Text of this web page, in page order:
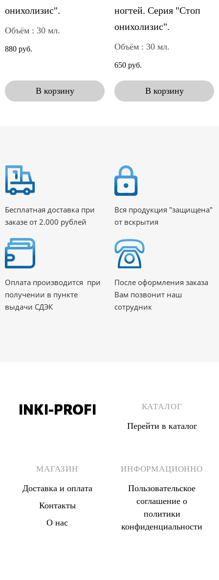
онихолизис".
Объём : 30 мл.
880 руб.
В корзину
ногтей. Серия "Стоп
онихолизис".
Объём : 30 мл.
650 руб.
В корзину
Бесплатная доставка при
заказе от 2.000 рублей
Вся продукция "защищена"
от вскрытия
Оплата производится при
получении в пункте
выдачи СДЭК
После оформления заказа
Вам позвонит наш
сотрудник
INKI-PROFI КАТАЛОГ
Перейти в каталог
МАГАЗИН
Доставка и оплата
Контакты
О нас
ИНФОРМАЦИОННО
Пользовательское
соглашение о
политики
конфиденциальности